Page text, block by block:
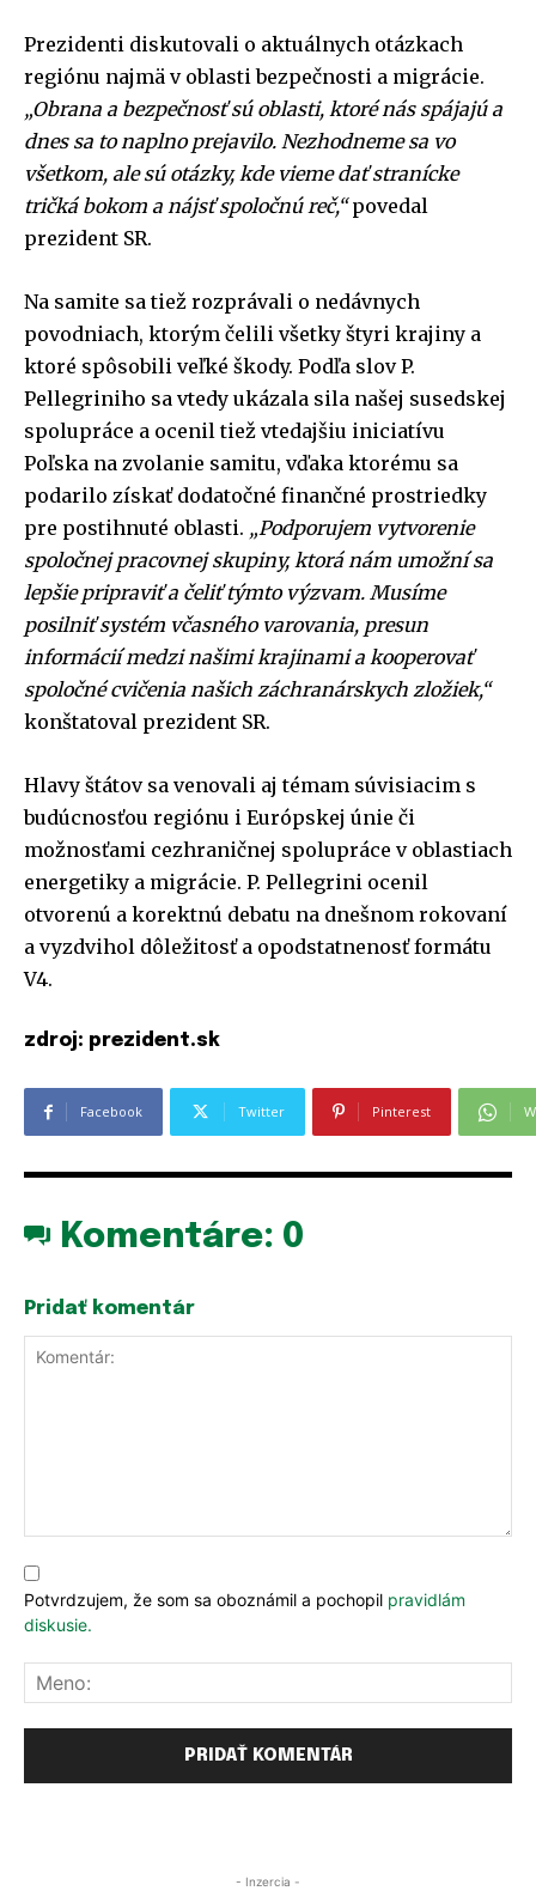
Prezidenti diskutovali o aktuálnych otázkach
regiónu najmä v oblasti bezpečnosti a migrácie.
„Obrana a bezpečnosť sú oblasti, ktoré nás spájajú a
dnes sa to naplno prejavilo. Nezhodneme sa vo
všetkom, ale sú otázky, kde vieme dať stranícke
tričká bokom a nájsť spoločnú reč,“povedal
prezident SR.
Na samite sa tiež rozprávali o nedávnych
povodniach, ktorým čelili všetky štyri krajiny a
ktoré spôsobili veľké škody. Podľa slov P.
Pellegriniho sa vtedy ukázala sila našej susedskej
spolupráce a ocenil tiež vtedajšiu iniciatívu
Poľska na zvolanie samitu, vďaka ktorému sa
podarilo získať dodatočné finančné prostriedky
pre postihnuté oblasti. „Podporujem vytvorenie
spoločnej pracovnej skupiny, ktorá nám umožní sa
lepšie pripraviť a čeliť týmto výzvam. Musíme
posilniť systém včasného varovania, presun
informácií medzi našimi krajinami a kooperovať
spoločné cvičenia našich záchranárskych zložiek,“
konštatoval prezident SR.
Hlavy štátov sa venovali aj témam súvisiacim s
budúcnosťou regiónu i Európskej únie či
možnosťami cezhraničnej spolupráce v oblastiach
energetiky a migrácie. P. Pellegrini ocenil
otvorenú a korektnú debatu na dnešnom rokovaní
a vyzdvihol dôležitosť a opodstatnenosť formátu
V4.
zdroj: prezident.sk
Facebook Twitter Pinterest
Komentáre: 0
Pridať komentár
Potvrdzujem, že som sa oboznámil a pochopil pravidlám
diskusie.
- Inzercia -